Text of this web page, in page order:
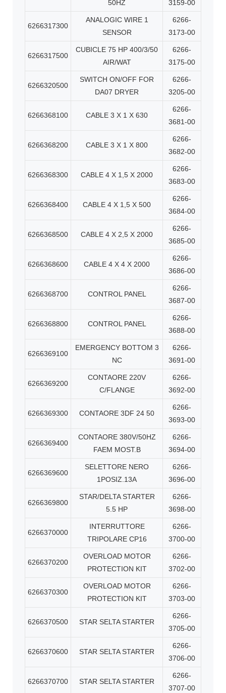
50HZ
3159-00
6266317300
ANALOGIC WIRE 1
SENSOR
6266-
3173-00
6266317500
CUBICLE 75 HP 400/3/50
AIR/WAT
6266-
3175-00
6266320500
SWITCH ON/OFF FOR
DA07 DRYER
6266-
3205-00
6266368100 CABLE 3 X 1 X 630
6266-
3681-00
6266368200 CABLE 3 X 1 X 800
6266-
3682-00
6266368300 CABLE 4 X 1,5 X 2000
6266-
3683-00
6266368400 CABLE 4 X 1,5 X 500
6266-
3684-00
6266368500 CABLE 4 X 2,5 X 2000
6266-
3685-00
6266368600 CABLE 4 X 4 X 2000
6266-
3686-00
6266368700 CONTROL PANEL
6266-
3687-00
6266368800 CONTROL PANEL
6266-
3688-00
6266369100
EMERGENCY BOTTOM 3
NC
6266-
3691-00
6266369200
CONTAORE 220V
C/FLANGE
6266-
3692-00
6266369300 CONTAORE 3DF 24 50
6266-
3693-00
6266369400
CONTAORE 380V/50HZ
FAEM MOST.B
6266-
3694-00
6266369600
SELETTORE NERO
1POSIZ.13A
6266-
3696-00
6266369800
STAR/DELTA STARTER
5.5 HP
6266-
3698-00
6266370000
INTERRUTTORE
TRIPOLARE CP16
6266-
3700-00
6266370200
OVERLOAD MOTOR
PROTECTION KIT
6266-
3702-00
6266370300
OVERLOAD MOTOR
PROTECTION KIT
6266-
3703-00
6266370500 STAR SELTA STARTER
6266-
3705-00
6266370600 STAR SELTA STARTER
6266-
3706-00
6266370700 STAR SELTA STARTER
6266-
3707-00